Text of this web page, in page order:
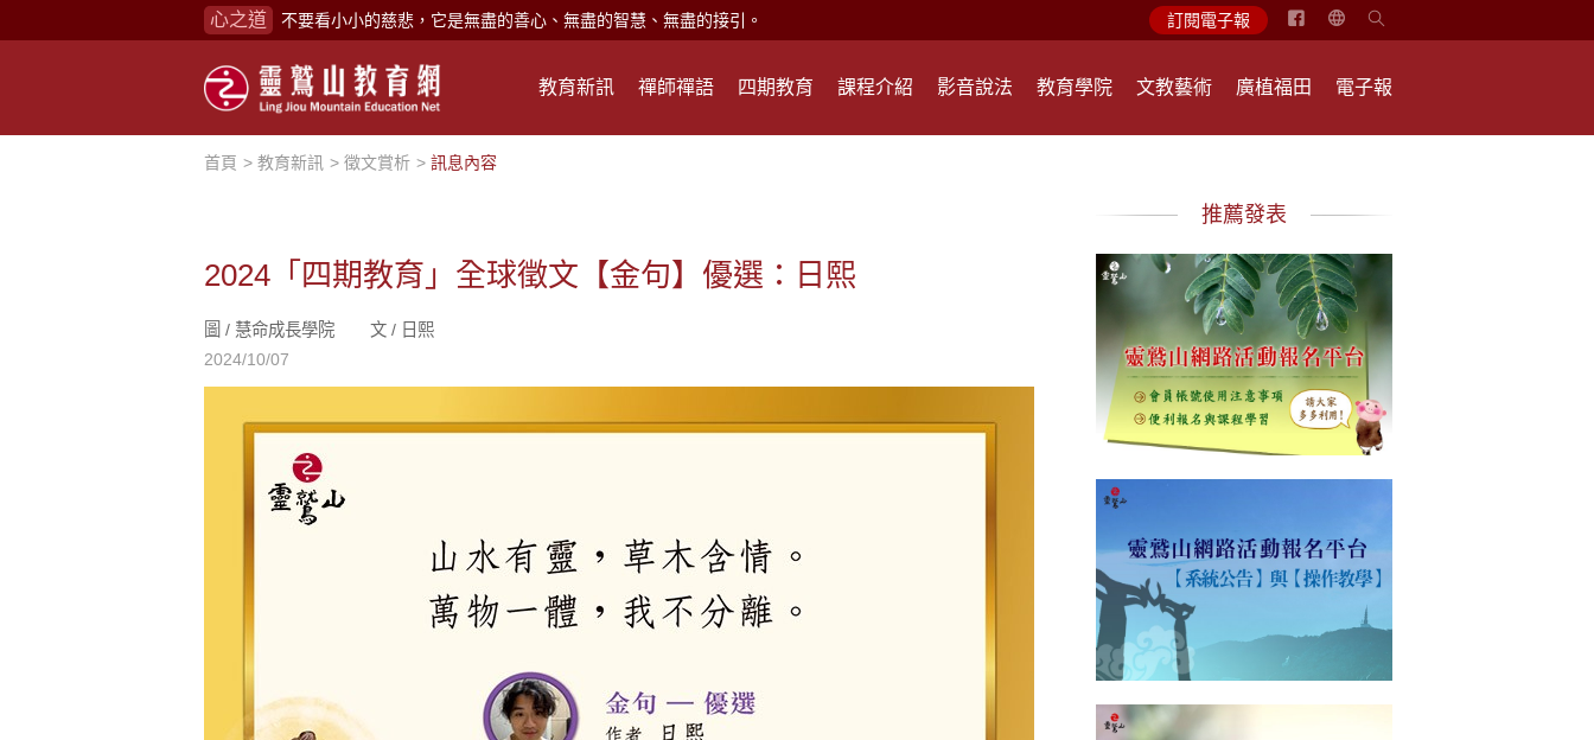
心之道 不要看小小的慈悲，它是無盡的善心、無盡的智慧、無盡的接引。
念頭在心頭，不舒服；轉個念頭，心頭就開。
煩惱如同下雨，當雨過天晴，雨復何在？
生命是不斷流動地，安靜下來，才能沉澱，才能傾聽。
心不跟隨現下煩惱，不隨就不會生滅。
不要看小小的慈悲，它是無盡的善心、無盡的智慧、無盡的接引。
禪修，讓思緒單純，讓靈性清楚顯現。
念頭在心頭，不舒服；轉個念頭，心頭就開。
煩惱如同下雨，當雨過天晴，雨復何在？
負面是惡業，消極是惡業，悲觀是惡業；正面積極樂觀，就是生活禪。
不執著、不妄想，當下即圓滿。
訂閱電子報
简
中
教育新訊 禪師禪語 四期教育 課程介紹 影音說法 教育學院 文教藝術 廣植福田 電子報
首頁 教育新訊 徵文賞析 訊息內容
2024「四期教育」全球徵文【金句】優選：日熙
圖 / 慧命成長學院 文 / 日熙
2024/10/07
推薦發表